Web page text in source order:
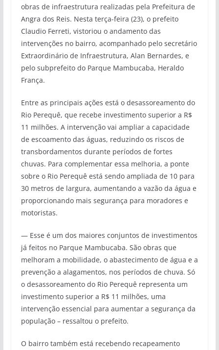
obras de infraestrutura realizadas pela Prefeitura de
Angra dos Reis. Nesta terça-feira (23), o prefeito
Claudio Ferreti, vistoriou o andamento das
intervenções no bairro, acompanhado pelo secretário
Extraordinário de Infraestrutura, Alan Bernardes, e
pelo subprefeito do Parque Mambucaba, Heraldo
França.
Entre as principais ações está o desassoreamento do
Rio Perequê, que recebe investimento superior a R$
11 milhões. A intervenção vai ampliar a capacidade
de escoamento das águas, reduzindo os riscos de
transbordamentos durante períodos de fortes
chuvas. Para complementar essa melhoria, a ponte
sobre o Rio Perequê está sendo ampliada de 10 para
30 metros de largura, aumentando a vazão da água e
proporcionando mais segurança para moradores e
motoristas.
— Esse é um dos maiores conjuntos de investimentos
já feitos no Parque Mambucaba. São obras que
melhoram a mobilidade, o abastecimento de água e a
prevenção a alagamentos, nos períodos de chuva. Só
o desassoreamento do Rio Perequê representa um
investimento superior a R$ 11 milhões, uma
intervenção essencial para aumentar a segurança da
população – ressaltou o prefeito.
O bairro também está recebendo recapeamento